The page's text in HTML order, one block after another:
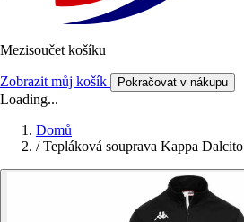
Mezisoučet košíku
Zobrazit můj košík Pokračovat v nákupu
Loading...
Domů
/ Tepláková souprava Kappa Dalcito